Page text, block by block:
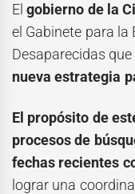
Elgobierno de la
el Gabinete para la
Desaparecidas
nueva estrategia
El propósito de
procesos de
fechas recientes
lograr una